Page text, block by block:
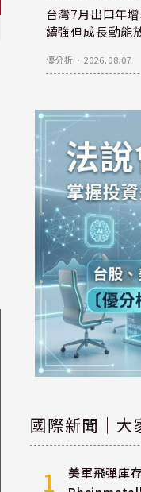
台灣7月出口年
續強但成長動能
優分析 ． 2026.08.07
國際新聞｜大
1
美軍飛彈庫